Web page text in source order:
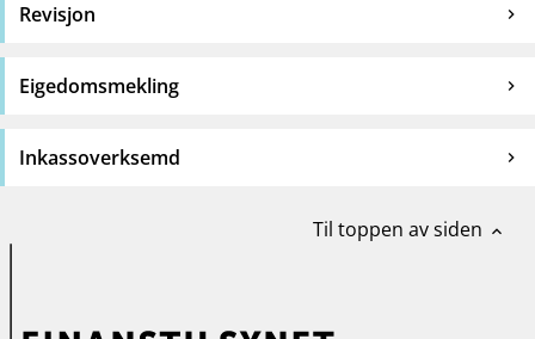
Revisjon
Eigedomsmekling
Inkassoverksemd
Til toppen av siden expand_less